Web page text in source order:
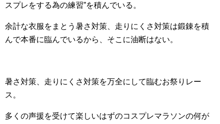
スプレをする為の練習”を積んでいる。
余計な衣服をまとう暑さ対策、走りにくさ対策は鍛錬を積
んで本番に臨んでいるから、そこに油断はない。
暑さ対策、走りにくさ対策を万全にして臨むお祭りレー
ス。
多くの声援を受けて楽しいはずのコスプレマラソンの何が